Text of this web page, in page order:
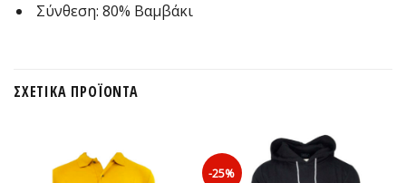
Σύνθεση: 80% Βαμβάκι
ΣΧΕΤΙΚΆ ΠΡΟΪΌΝΤΑ
-25%